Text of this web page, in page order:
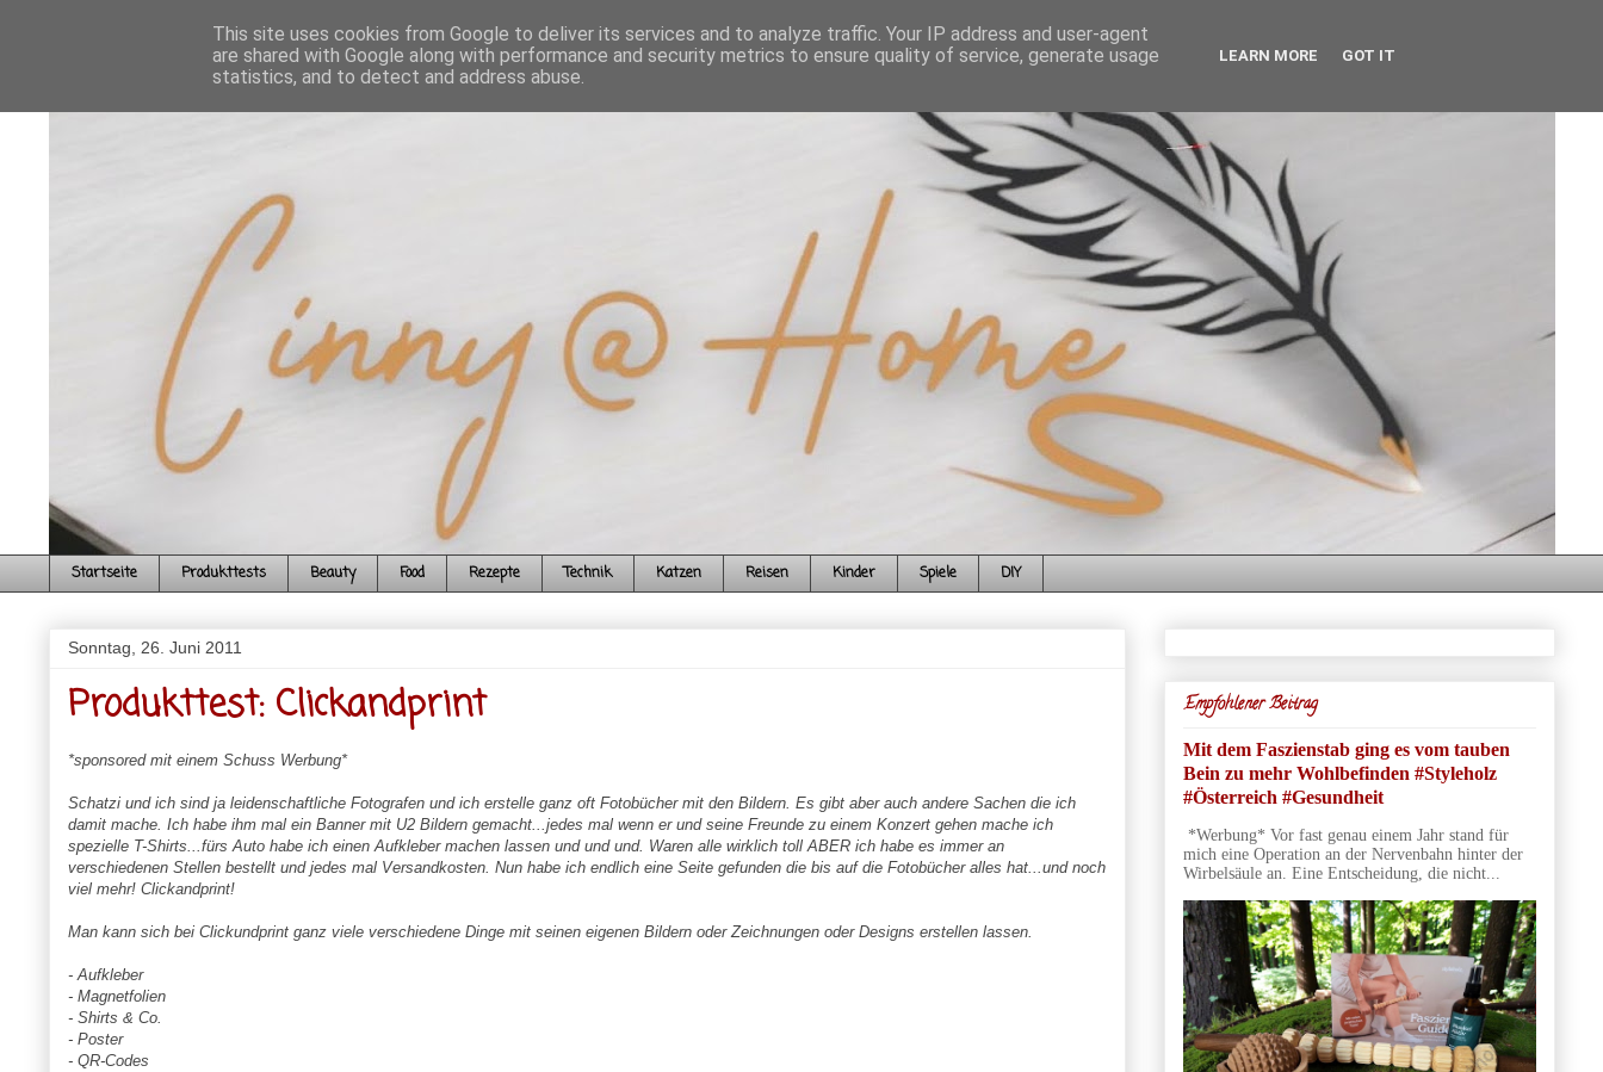
Startseite Produkttests Beauty Food Rezepte Technik Katzen Reisen Kinder Spiele DIY
Sonntag, 26. Juni 2011
Produkttest: Clickandprint
*sponsored mit einem Schuss Werbung*
Schatzi und ich sind ja leidenschaftliche Fotografen und ich erstelle ganz oft Fotobücher mit den Bildern. Es gibt aber auch andere Sachen die ich
damit mache. Ich habe ihm mal ein Banner mit U2 Bildern gemacht...jedes mal wenn er und seine Freunde zu einem Konzert gehen mache ich
spezielle T-Shirts...fürs Auto habe ich einen Aufkleber machen lassen und und und. Waren alle wirklich toll ABER ich habe es immer an
verschiedenen Stellen bestellt und jedes mal Versandkosten. Nun habe ich endlich eine Seite gefunden die bis auf die Fotobücher alles hat...und noch
viel mehr! Clickandprint!
Man kann sich bei Clickundprint ganz viele verschiedene Dinge mit seinen eigenen Bildern oder Zeichnungen oder Designs erstellen lassen.
- Aufkleber
- Magnetfolien
- Shirts & Co.
- Poster
- QR-Codes
Empfohlener Beitrag
Mit dem Faszienstab ging es vom tauben
Bein zu mehr Wohlbefinden #Styleholz
#Österreich #Gesundheit
*Werbung* Vor fast genau einem Jahr stand für
mich eine Operation an der Nervenbahn hinter der
Wirbelsäule an. Eine Entscheidung, die nicht...
This site uses cookies from Google to deliver its services and to analyze traffic. Your IP address and user-agent
are shared with Google along with performance and security metrics to ensure quality of service, generate usage
statistics, and to detect and address abuse.
LEARN MORE GOT IT